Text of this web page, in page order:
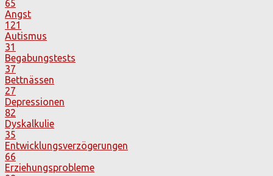
65
Angst
121
Autismus
31
Begabungstests
37
Bettnässen
27
Depressionen
82
Dyskalkulie
35
Entwicklungsverzögerungen
66
Erziehungsprobleme